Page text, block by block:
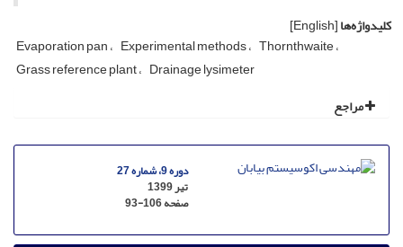
کلیدواژه‌ها[English]
Evaporation pan Experimental methods Thornthwaite
Grass reference plant Drainage lysimeter
مراجع
دوره 9، شماره 27
تیر 1399
صفحه93-106